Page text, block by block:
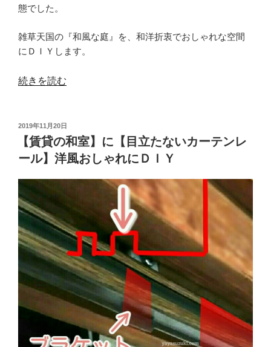
態でした。
雑草天国の『和風な庭』を、和洋折衷でおしゃれな空間
にＤＩＹします。
“賃
庭
を
【瓦
プ
＆
１
０
０
均
続きを読む
投
稿
日:
2019年11月20日
【賃貸の和室】に【目立たないカーテンレ
ール】洋風おしゃれにＤＩＹ